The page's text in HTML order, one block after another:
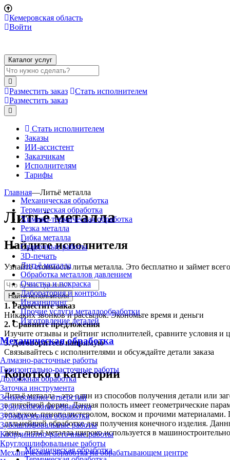
Кемеровская область
Войти
Каталог услуг
Разместить заказ
Стать исполнителем
Разместить заказ
Стать исполнителем
Заказы
ИИ-ассистент
Заказчикам
Исполнителям
Тарифы
Механическая обработка
Термическая обработка
Химико-термическая обработка
Резка металла
Гибка металла
Сварочные работы
3D-печать
Литьё металла
Обработка металлов давлением
Очистка и покраска
Лаборатория и контроль
Инжиниринг
Прочие услуги металлообработки
Изготовление деталей
Механическая обработка
Алмазно-расточные работы
Горизонтально-расточные работы
Долбёжная обработка
Заточка инструмента
Зенкерование отверстий
Зубодолбёжная обработка
Зубофрезерная обработка
Зубошлифовальные работы
Координатно-расточные работы
Круглошлифовальные работы
Механическая обработка на обрабатывающем центре
Главная—Литьё металла
Литьё металла
Найдите исполнителя
Узнайте стоимость литья металла. Это бесплатно и займет
Найти исполнителя
1. Разместите заказ
Никаких звонков и рассылок. Экономьте время и деньги
2. Сравните предложения
Изучите отзывы и рейтинг исполнителей, сравните условия и
3.Договоритесь напрямую
Связывайтесь с исполнителями и обсуждайте детали заказа
Коротко о категории
Литьё металла - это один из способов получения детали или
в литейной форме. Данная полость имеет геометрические
воздухом, пенополистеролом, воском и прочими материалами.
дальнейшей обработке для получения конечного изделия.
день, литьё металла широко используется в
Механическая обработка